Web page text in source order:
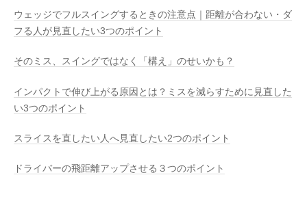
ウェッジでフルスイングするときの注意点｜距離が合わない・ダ
フる人が見直したい3つのポイント
そのミス、スイングではなく「構え」のせいかも？
インパクトで伸び上がる原因とは？ミスを減らすために見直した
い3つのポイント
スライスを直したい人へ見直したい2つのポイント
ドライバーの飛距離アップさせる３つのポイント